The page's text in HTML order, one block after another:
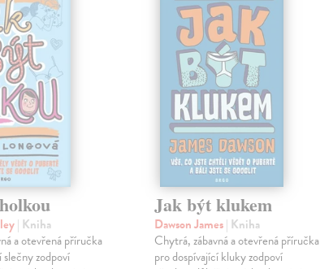
| Kniha
a otevřená příručka
zodpoví
Jak být klukem
Dawson James| Kniha
Chytrá, zábavná a otevřená příručka
pro dospívající kluky zodpoví